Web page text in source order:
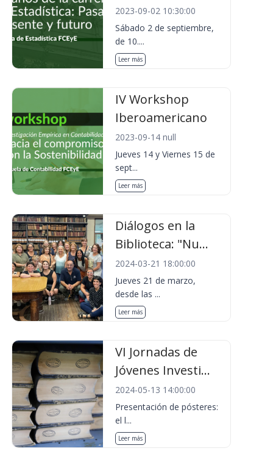
2023-09-02 10:30:00
Sábado 2 de septiembre,
de 10....
Leer más
IV Workshop
Iberoamericano
2023-09-14 null
Jueves 14 y Viernes 15 de
sept...
Leer más
Diálogos en la
Biblioteca: "Nu...
2024-03-21 18:00:00
Jueves 21 de marzo,
desde las ...
Leer más
VI Jornadas de
Jóvenes Investi...
2024-05-13 14:00:00
Presentación de pósteres:
el l...
Leer más